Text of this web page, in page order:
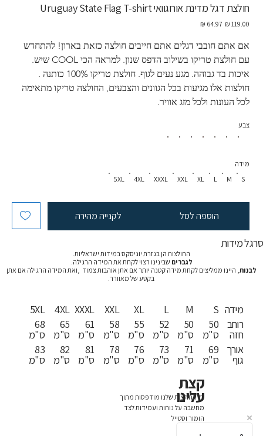
חולצת דגל מדינת אורוגוואי Uruguay State Flag T-shirt
מחיר
מחיר
‏64.97 ‏₪
אם אתם חובבי דגלים אתם חייבים חולצה כזאת בארון! להתחדש
עם חולצת טריקו בשילוב הדפס שנון. למראה הכי COOL שיש.
איכות בד גבוהה. מגע נעים לגוף. חולצת טריקו 100% כותנה .
חולצות אלו מגיעות בכל הגוונים והצבעים, החולצה טריקו מתאימה
לכל העונות ולכל מזג אוויר.
צבע
S
M
L
XL
XXL
XXXL
4XL
5XL
מידה
הוספה לסל לקנייה מהירה
סרגל מידות
החולצות הן בגזרת יוניסקס במידות ישראליות.
לגברים שבינינו רצוי לקחת את המידה הרגילה.
לבנות, היינו ממליצים לקחת מידה קטנה יותר אם אתן אוהבות צמוד ,ואת המידה הרגילה אם אתן
בקטע של מאוורר.
5XL
68
ס"מ
83
ס"מ
4XL
65
ס"מ
82
ס"מ
XXXL
61
ס"מ
81
ס"מ
XXL
58
ס"מ
78
ס"מ
XL
55
ס"מ
76
ס"מ
L
52
ס"מ
73
ס"מ
M
50
ס"מ
71
ס"מ
S
50
ס"מ
69
ס"מ
מידה
רוחב
חזה
אורך
גוף
כל החולצות שלנו מודפסות מתוך
מחשבה על נוחות ועמידות לצד
הומור וסטייל
קצת
עלינו